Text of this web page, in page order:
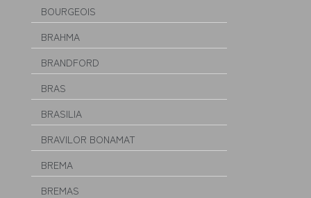
BOURGEOIS
BRAHMA
BRANDFORD
BRAS
BRASILIA
BRAVILOR BONAMAT
BREMA
BREMAS